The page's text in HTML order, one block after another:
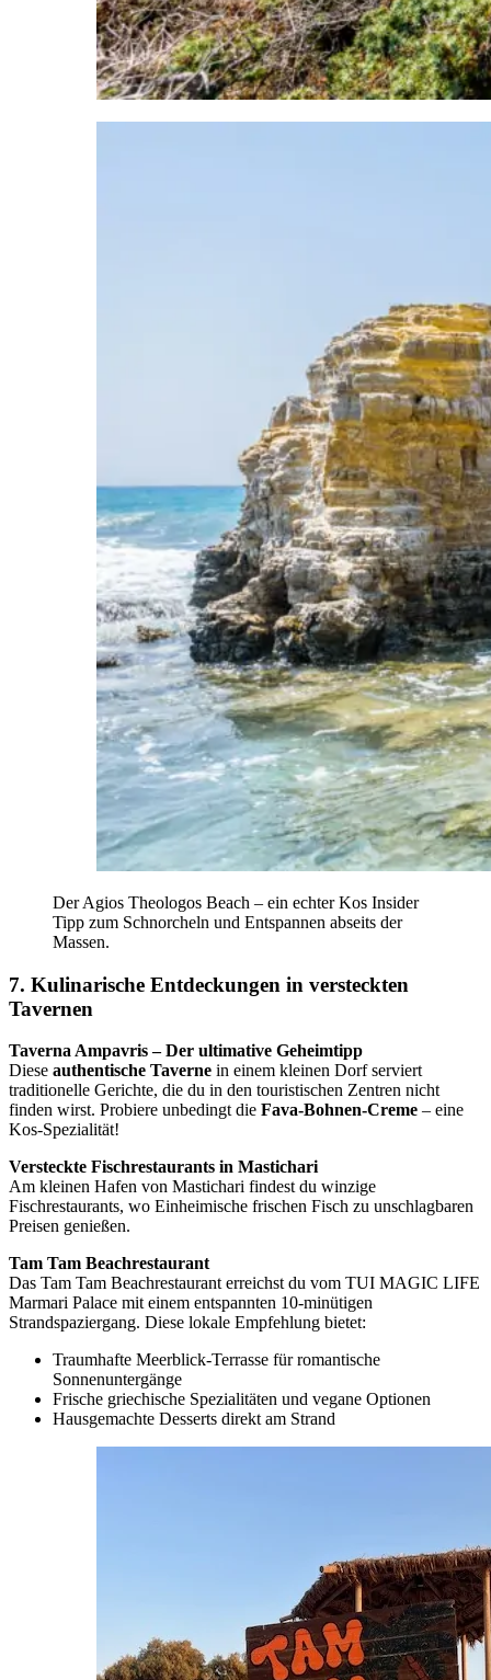
Der Agios Theologos Beach – ein echter Kos Insider
Tipp zum Schnorcheln und Entspannen abseits der
Massen.
7. Kulinarische Entdeckungen in versteckten
Tavernen
Taverna Ampavris – Der ultimative Geheimtipp
Diese authentische Taverne in einem kleinen Dorf serviert
traditionelle Gerichte, die du in den touristischen Zentren nicht
finden wirst. Probiere unbedingt die Fava-Bohnen-Creme – eine
Kos-Spezialität!
Versteckte Fischrestaurants in Mastichari
Am kleinen Hafen von Mastichari findest du winzige
Fischrestaurants, wo Einheimische frischen Fisch zu unschlagbaren
Preisen genießen.
Tam Tam Beachrestaurant
Das Tam Tam Beachrestaurant erreichst du vom TUI MAGIC LIFE
Marmari Palace mit einem entspannten 10-minütigen
Strandspaziergang. Diese lokale Empfehlung bietet:
Traumhafte Meerblick-Terrasse für romantische
Sonnenuntergänge
Frische griechische Spezialitäten und vegane Optionen
Hausgemachte Desserts direkt am Strand